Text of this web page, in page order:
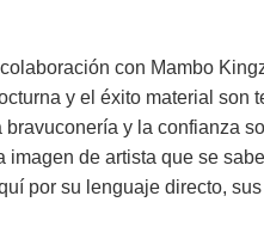
con Mambo
y el éxito material
y la confianza
de artista que se
por su lenguaje directo,